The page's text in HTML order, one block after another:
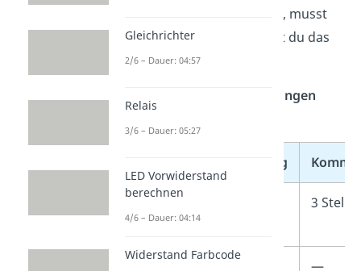
umwandeln willst, musst
du dividieren — also
ziehst du das
Komma nach
Umrechnungen
Abkürzung
Milliwatt 3
—
Gleichrichter
2/6 – Dauer: 04:57
Relais
3/6 – Dauer: 05:27
LED Vorwiderstand
berechnen
4/6 – Dauer: 04:14
Widerstand Farbcode